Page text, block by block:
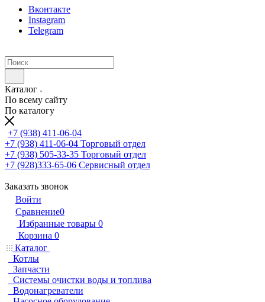
Вконтакте
Instagram
Telegram
Каталог
По всему сайту
По каталогу
+7 (938) 411-06-04
+7 (938) 411-06-04 Торговый отдел
+7 (938) 505-33-35 Торговый отдел
+7 (928)333-65-06 Сервисный отдел
Заказать звонок
Войти
Сравнение0
Избранные товары 0
Корзина 0
Каталог
Котлы
Запчасти
Системы очистки воды и топлива
Водонагреватели